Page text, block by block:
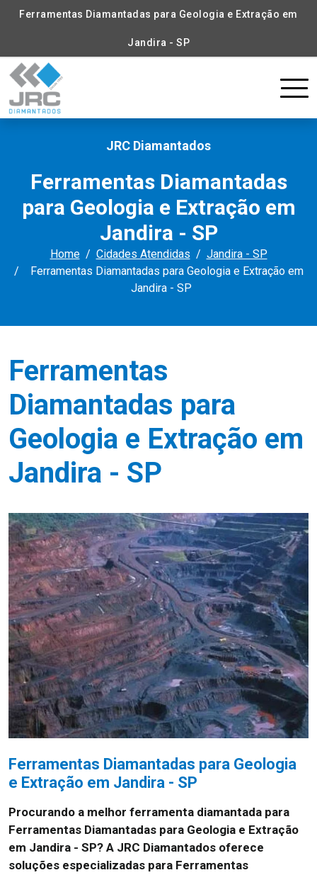
Ferramentas Diamantadas para Geologia e Extração em
Jandira - SP
JRC Diamantados
Ferramentas Diamantadas
para Geologia e Extração em
Jandira - SP
Home Cidades Atendidas
Jandira - SP
Ferramentas Diamantadas para Geologia e Extração em
Jandira - SP
Ferramentas
Diamantadas para
Geologia e Extração em
Jandira - SP
Ferramentas Diamantadas para Geologia
e Extração em Jandira - SP
Procurando a melhor ferramenta diamantada para
Ferramentas Diamantadas para Geologia e Extração
em Jandira - SP? A JRC Diamantados oferece
soluções especializadas para Ferramentas